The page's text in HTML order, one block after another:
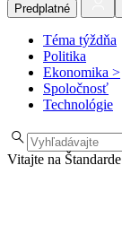
Predplatné
Téma týždňa
Politika
Ekonomika >
Spoločnosť
Technológie
Vitajte na Štandarde